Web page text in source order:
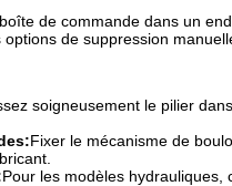
de commande dans un
de suppression
soigneusement le pilier
Fixer le mécanisme de
Pour les modèles hydrauliques,